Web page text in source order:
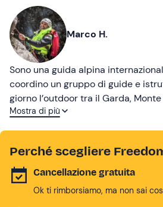
Marco H.
Sono una guida alpina
coordino un gruppo di guide e
giorno l’outdoor tra il Garda,
dell’Adamello e la Val d’Adige.
riscoprire il piacere di stare bene.
esserci, di lasciarsi sorprendere e
momento per sentirsi vivi davvero.
Mostra di più
Perché scegliere
Cancellazione gratuita
Ok ti rimborsiamo, ma non sai